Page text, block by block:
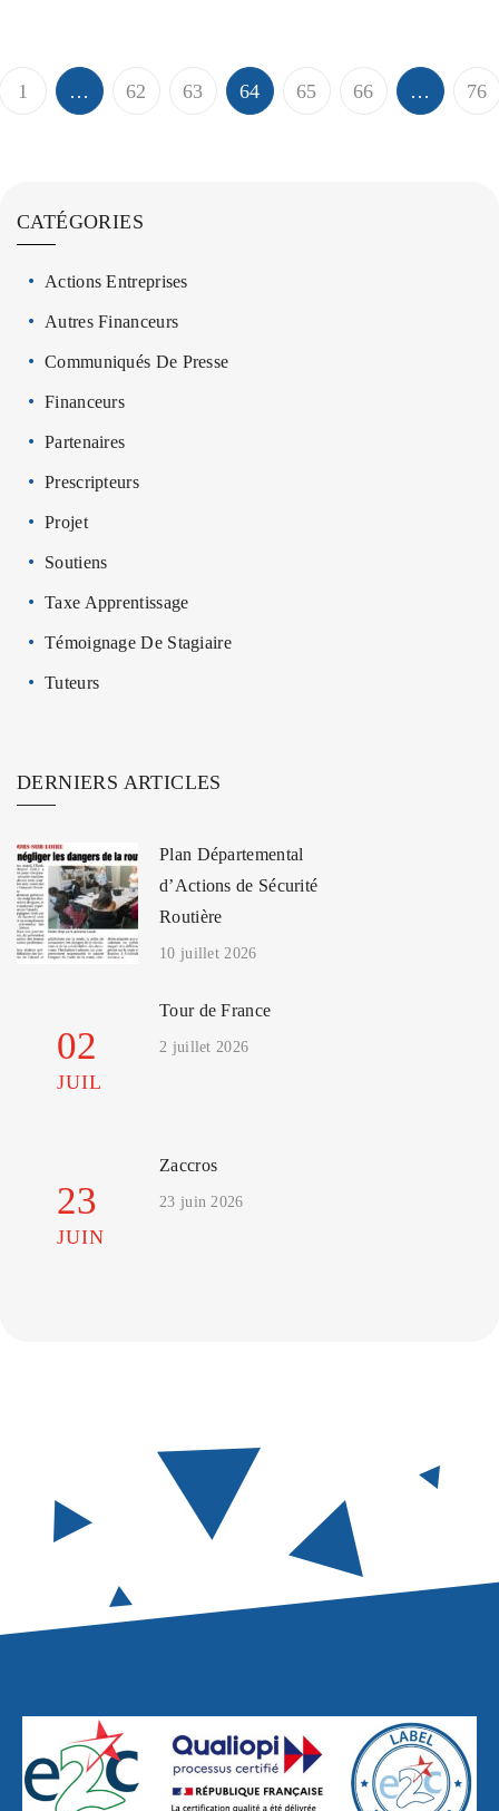
1 … 62 63 64 65 66 … 76
CATÉGORIES
Actions Entreprises
Autres Financeurs
Communiqués De Presse
Financeurs
Partenaires
Prescripteurs
Projet
Soutiens
Taxe Apprentissage
Témoignage De Stagiaire
Tuteurs
DERNIERS ARTICLES
Plan Départemental
d’Actions de Sécurité
Routière
10 juillet 2026
02
JUIL
Tour de France
2 juillet 2026
23
JUIN
Zaccros
23 juin 2026